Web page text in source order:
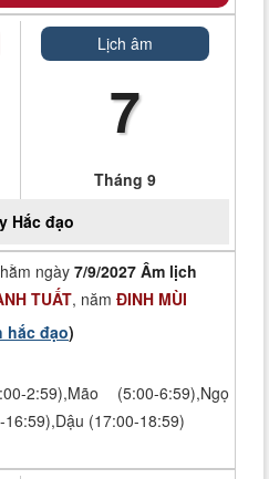
Lịch âm
7
Tháng 9
Hắc đạo
ngày 7/9/2027 Âm lịch
TUẤT, năm ĐINH MÙI
hắc đạo)
2:59),Mão (5:00-6:59),Ngọ
(17:00-18:59)